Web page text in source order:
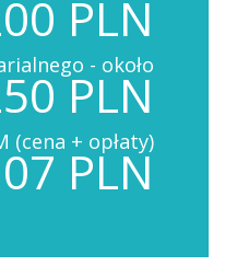
PLN
- około
PLN
(cena + opłaty)
PLN